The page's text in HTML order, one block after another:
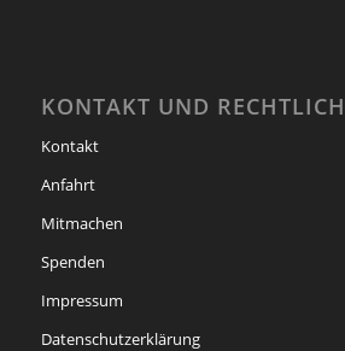
KONTAKT UND
Kontakt
Anfahrt
Mitmachen
Spenden
Impressum
Datenschutzerklärung